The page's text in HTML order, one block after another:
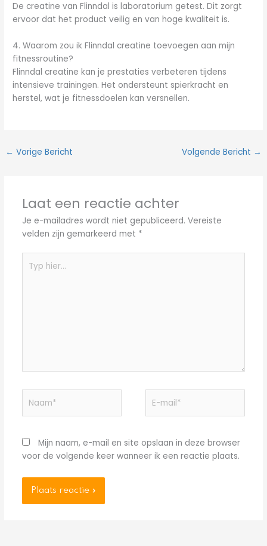
De creatine van Flinndal is laboratorium getest. Dit zorgt
ervoor dat het product veilig en van hoge kwaliteit is.
4. Waarom zou ik Flinndal creatine toevoegen aan mijn
fitnessroutine?
Flinndal creatine kan je prestaties verbeteren tijdens
intensieve trainingen. Het ondersteunt spierkracht en
herstel, wat je fitnessdoelen kan versnellen.
← Vorige Bericht Volgende Bericht →
Laat een reactie achter
Je e-mailadres wordt niet gepubliceerd. Vereiste
velden zijn gemarkeerd met *
hier...
mail*
Mijn naam, e-mail en site opslaan in deze browser
voor de volgende keer wanneer ik een reactie plaats.